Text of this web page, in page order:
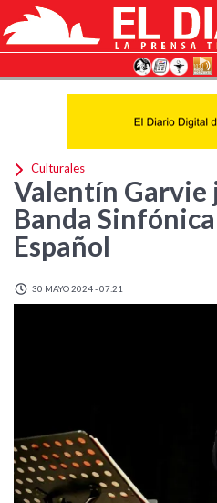
Culturales
Valentín Garvie
Banda
Español
30 MAYO 2024 - 07:21